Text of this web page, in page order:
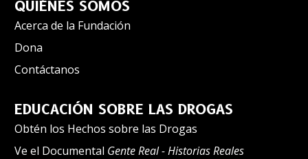
QUIÉNES SOMOS
Acerca de la Fundación
Dona
Contáctanos
EDUCACIÓN SOBRE LAS DROGAS
Obtén los Hechos sobre las Drogas
Ve el Documental Gente Real - Historias Reales